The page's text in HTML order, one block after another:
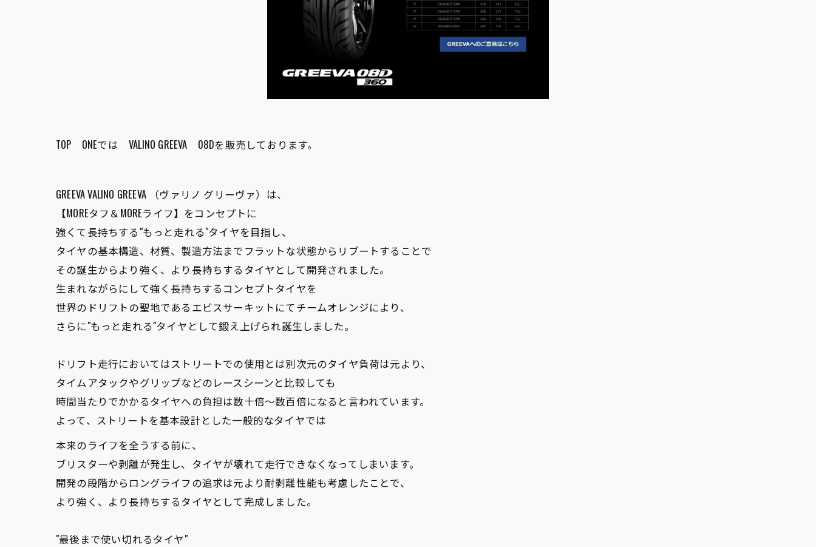
TOP ONEでは VALINO GREEVA 08Dを販売しております。
GREEVA VALINO GREEVA （ヴァリノ グリーヴァ）は、
【MOREタフ＆MOREライフ】をコンセプトに
強くて長持ちする"もっと走れる"タイヤを目指し、
タイヤの基本構造、材質、製造方法までフラットな状態からリブートすることで
その誕生からより強く、より長持ちするタイヤとして開発されました。
生まれながらにして強く長持ちするコンセプトタイヤを
世界のドリフトの聖地であるエビスサーキットにてチームオレンジにより、
さらに"もっと走れる"タイヤとして鍛え上げられ誕生しました。
ドリフト走行においてはストリートでの使用とは別次元のタイヤ負荷は元より、
タイムアタックやグリップなどのレースシーンと比較しても
時間当たりでかかるタイヤへの負担は数十倍～数百倍になると言われています。
よって、ストリートを基本設計とした一般的なタイヤでは
本来のライフを全うする前に、
ブリスターや剥離が発生し、タイヤが壊れて走行できなくなってしまいます。
開発の段階からロングライフの追求は元より耐剥離性能も考慮したことで、
より強く、より長持ちするタイヤとして完成しました。
"最後まで使い切れるタイヤ"